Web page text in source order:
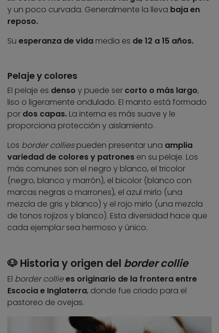
y un poco curvada. Generalmente la lleva baja en
reposo.
Su esperanza de vida media es de 12 a 15 años.
Pelaje y colores
El pelaje es denso y puede ser corto o más largo,
liso o ligeramente ondulado. El manto está formado
por dos capas. La interna es más suave y le
proporciona protección y aislamiento.
Los border colliespueden presentar una amplia
variedad de colores y patrones en su pelaje. Los
más comunes son el negro y blanco, el tricolor
(negro, blanco y marrón), el bicolor (blanco con
marcas negras o marrones), el azul mirlo (una
mezcla de gris y blanco) y el rojo mirlo (una mezcla
de tonos rojizos y blanco). Esta diversidad hace que
cada ejemplarsea hermoso y único.
🐶 Historia y origen del border collie
El border colliees originario de la frontera entre
Escocia e Inglaterra, donde fue criado para el
pastoreo de ovejas.